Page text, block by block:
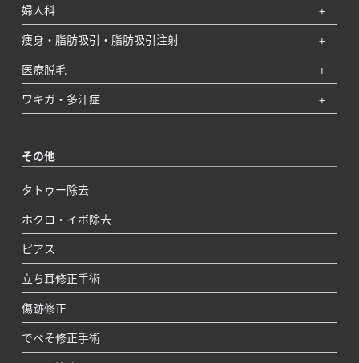
婦人科
痩身・脂肪吸引・脂肪吸引注射
医療脱毛
ワキガ・多汗症
その他
タトゥー除去
ホクロ・イボ除去
ピアス
立ち耳修正手術
傷跡修正
でべそ修正手術